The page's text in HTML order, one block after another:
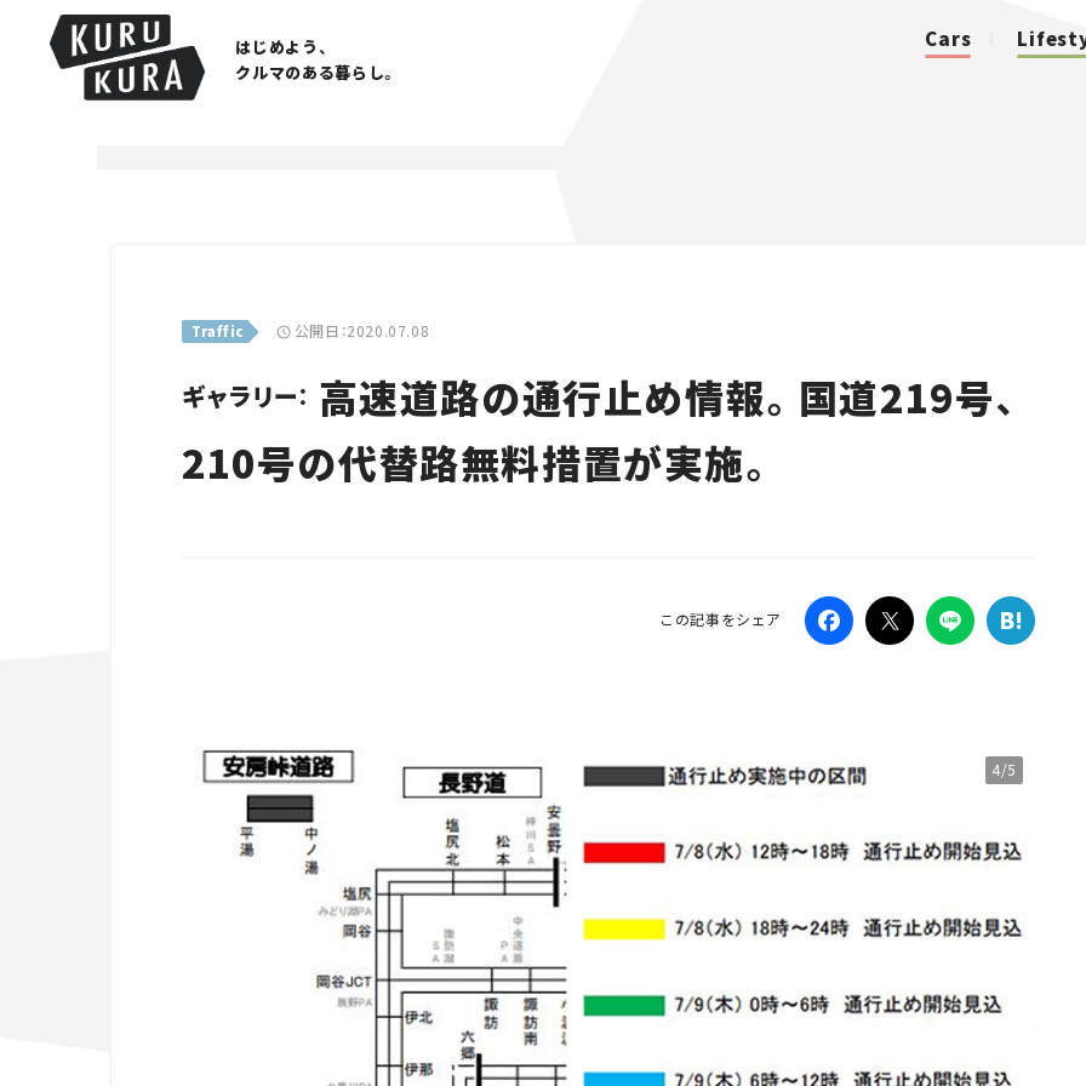
はじめよう、
クルマのある暮らし。
Cars
Traffic 公開日：2020.07.08
ギャラリー： 高速道路の通行止め情報。国道219号、
210号の代替路無料措置が実施。
この記事をシェア
4/5
Traffic